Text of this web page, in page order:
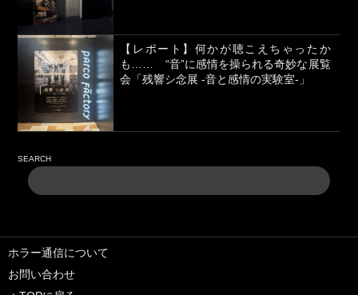
【レポート】何かが聴こえちゃったか
も…… “音”に感情を操られる奇妙な展覧
会「残響シ念展 -⾳と感情の実験室-」
SEARCH
ホラー通信について
お問い合わせ